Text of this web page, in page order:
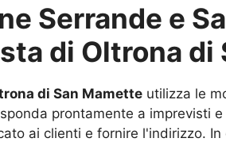
Serrande e
di Oltrona di
di San Mamette utilizza le
prontamente a imprevisti
ai clienti e fornire l'indirizzo.